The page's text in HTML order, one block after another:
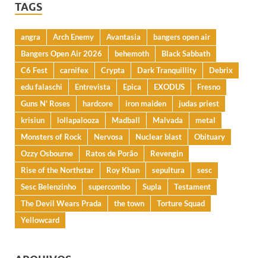
TAGS
angra Arch Enemy Avantasia
bangers open air
Bangers Open Air 2026
behemoth
Black Sabbath
C6 Fest
carnifex Crypta Dark Tranquillity
Debrix
edu falaschi
Entrevista Epica EXODUS
Fresno
Guns N' Roses
hardcore iron maiden
judas priest
krisiun
lollapalooza Madball Malvada
metal
Monsters of Rock
Nervosa Nuclear blast
Obituary
Ozzy Osbourne
Ratos de Porão
Revengin
Rise of the Northstar
Roy Khan sepultura
sesc
Sesc Belenzinho
supercombo Supla
Testament
The Devil Wears Prada
the town
Torture Squad
Yellowcard